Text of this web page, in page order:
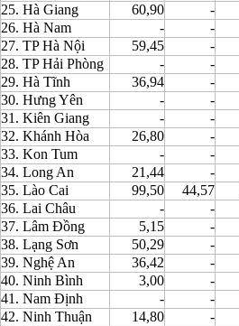
25. Hà Giang
60,90 -
26. Hà Nam
- -
27. TP Hà Nội
59,45 -
28. TP Hải Phòng
- -
29. Hà Tĩnh
36,94 -
30. Hưng Yên
- -
31. Kiên Giang
- -
32. Khánh Hòa
26,80 -
33. Kon Tum
- -
34. Long An
21,44 -
35. Lào Cai
99,50 44,57
36. Lai Châu
- -
37. Lâm Đồng
5,15 -
38. Lạng Sơn
50,29 -
39. Nghệ An
36,42 -
40. Ninh Bình
3,00 -
41. Nam Định
- -
42. Ninh Thuận
14,80 -